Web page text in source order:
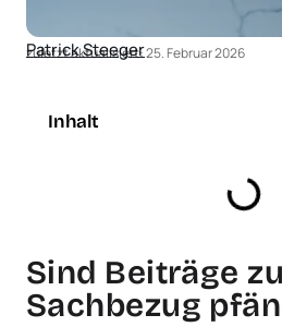
Patrick Steeger
zuletzt aktualisiert:25. Februar 2026
Inhalt
Sind Beiträge
Sachbezug